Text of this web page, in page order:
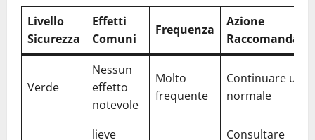
Livello
Sicurezza
Effetti
Comuni
Frequenza
Azione
Raccomandata
Verde
Nessun
effetto
notevole
Molto
frequente
Continuare uso
normale
lieve
Consultare